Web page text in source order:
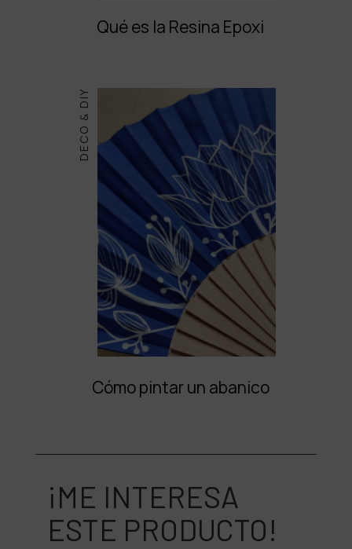
Qué es la Resina Epoxi
DECO & DIY
Cómo pintar un abanico
¡ME INTERESA
ESTE PRODUCTO!